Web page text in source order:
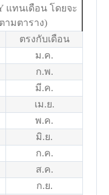
แทนเดือน โดยจะ
ามตาราง)
ตรงกับเดือน
ม.ค.
ก.พ.
มี.ค.
เม.ย.
พ.ค.
มิ.ย.
ก.ค.
ส.ค.
ก.ย.